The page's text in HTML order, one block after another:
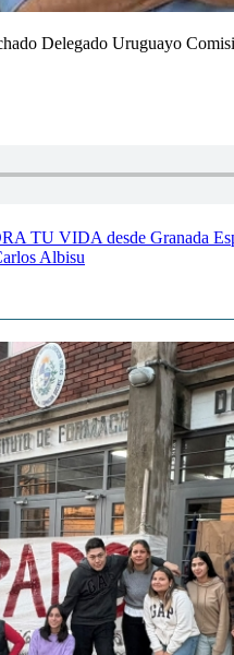
Delegado Uruguayo
TU VIDA desde Granada
Albisu